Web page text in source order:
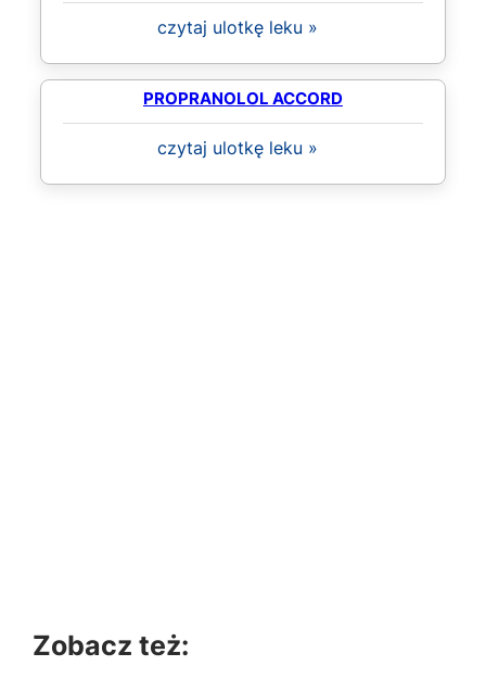
czytaj ulotkę leku »
PROPRANOLOL ACCORD
czytaj ulotkę leku »
Zobacz też: